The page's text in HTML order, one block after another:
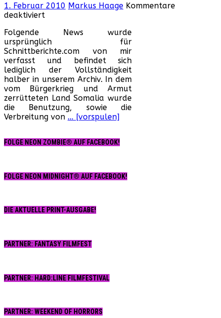
1. Februar 2010 Markus Haage Kommentare
deaktiviert
Benutzung
und
Verbreitung
von
Videospielen
verboten
Folgende News wurde
ursprünglich für
Schnittberichte.com von mir
verfasst und befindet sich
lediglich der Vollständigkeit
halber in unserem Archiv. In dem
vom Bürgerkrieg und Armut
zerrütteten Land Somalia wurde
die Benutzung, sowie die
Verbreitung von … [vorspulen]
FOLGE NEON ZOMBIE® AUF FACEBOOK!
FOLGE NEON MIDNIGHT® AUF FACEBOOK!
DIE AKTUELLE PRINT-AUSGABE!
PARTNER: FANTASY FILMFEST
PARTNER: HARD:LINE FILMFESTIVAL
PARTNER: WEEKEND OF HORRORS